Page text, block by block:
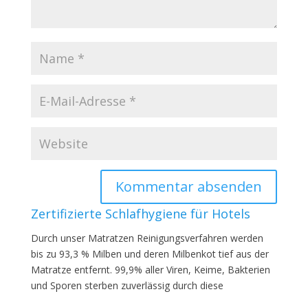
Zertifizierte Schlafhygiene für Hotels
Durch unser Matratzen Reinigungsverfahren werden
bis zu 93,3 % Milben und deren Milbenkot tief aus der
Matratze entfernt. 99,9% aller Viren, Keime, Bakterien
und Sporen sterben zuverlässig durch diese